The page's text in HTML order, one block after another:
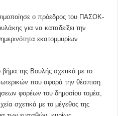
ο πρόεδρος του ΠΑΣΟΚ-
για να καταδείξει την
εκατομμυρίων
της Βουλής σχετικά με το
που αφορά την θέσπιση
φορέων του δημοσίου τομέα,
σχετικά με το μέγεθος της